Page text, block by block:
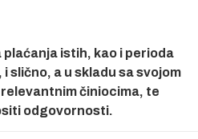
istih, kao i perioda
slično, a u skladu sa svojom
činiocima, te
odgovornosti.